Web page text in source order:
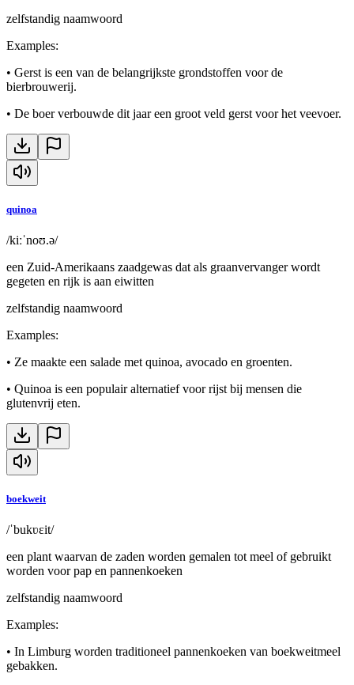
zelfstandig naamwoord
Examples:
• Gerst is een van de belangrijkste grondstoffen voor de
bierbrouwerij.
• De boer verbouwde dit jaar een groot veld gerst voor het veevoer.
quinoa
/kiːˈnoʊ.ə/
een Zuid-Amerikaans zaadgewas dat als graanvervanger wordt
gegeten en rijk is aan eiwitten
zelfstandig naamwoord
Examples:
• Ze maakte een salade met quinoa, avocado en groenten.
• Quinoa is een populair alternatief voor rijst bij mensen die
glutenvrij eten.
boekweit
/ˈbukʋɛit/
een plant waarvan de zaden worden gemalen tot meel of gebruikt
worden voor pap en pannenkoeken
zelfstandig naamwoord
Examples:
• In Limburg worden traditioneel pannenkoeken van boekweitmeel
gebakken.